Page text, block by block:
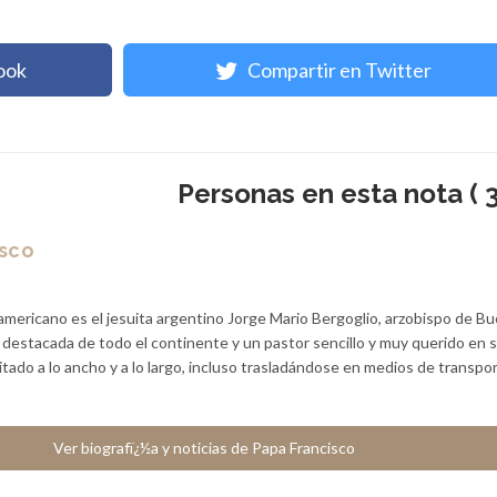
Compartir en Twitter
Personas en esta nota (
es el jesuita argentino Jorge Mario Bergoglio, arzobispo de
de todo el continente y un pastor sencillo y muy querido en
a lo ancho y a lo largo, incluso trasladándose en medios de
Ver biografï¿½a y noticias de Papa Francisco